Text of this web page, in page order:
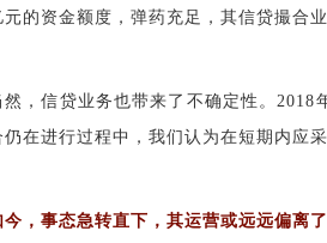
元的资金额度，弹药充足，其信贷撮合
然，信贷业务也带来了不确定性。
仍在进行过程中，我们认为在短期内应
今，事态急转直下，其运营或远远偏离